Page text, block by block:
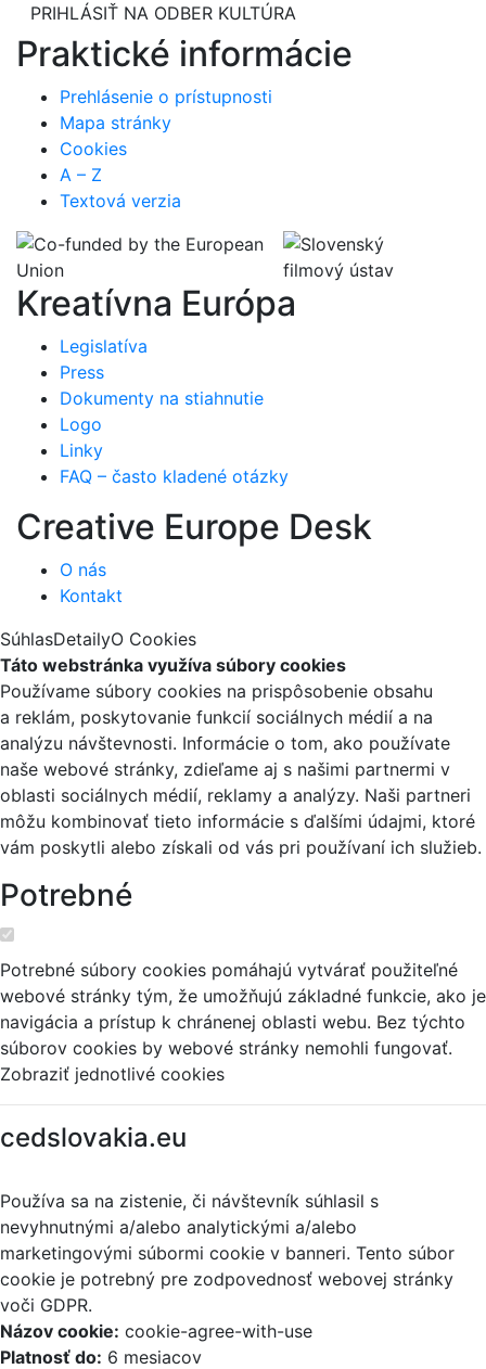
PRIHLÁSIŤ NA ODBER KULTÚRA
Praktické informácie
Prehlásenie o prístupnosti
Mapa stránky
Cookies
A – Z
Textová verzia
Kreatívna Európa
Legislatíva
Press
Dokumenty na stiahnutie
Logo
Linky
FAQ – často kladené otázky
Creative Europe Desk
O nás
Kontakt
SúhlasDetailyO Cookies
Táto webstránka využíva súbory cookies
Používame súbory cookies na prispôsobenie obsahu
a reklám, poskytovanie funkcií sociálnych médií a na
analýzu návštevnosti. Informácie o tom, ako používate
naše webové stránky, zdieľame aj s našimi partnermi v
oblasti sociálnych médií, reklamy a analýzy. Naši partneri
môžu kombinovať tieto informácie s ďalšími údajmi, ktoré
vám poskytli alebo získali od vás pri používaní ich služieb.
Potrebné
Potrebné súbory cookies pomáhajú vytvárať použiteľné
webové stránky tým, že umožňujú základné funkcie, ako je
navigácia a prístup k chránenej oblasti webu. Bez týchto
súborov cookies by webové stránky nemohli fungovať.
Zobraziť jednotlivé cookies
cedslovakia.eu
Používa sa na zistenie, či návštevník súhlasil s
nevyhnutnými a/alebo analytickými a/alebo
marketingovými súbormi cookie v banneri. Tento súbor
cookie je potrebný pre zodpovednosť webovej stránky
voči GDPR.
Názov cookie: cookie-agree-with-use
Platnosť do: 6 mesiacov